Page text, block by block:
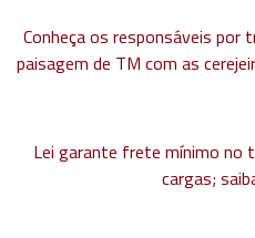
Conheça os responsáveis por
paisagem de TM com as
Lei garante frete mínimo no
cargas;